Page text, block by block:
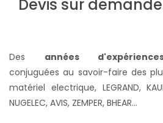
Des années
conjuguées au savoir-faire des
matériel electrique, LEGRAND,
NUGELEC, AVIS, ZEMPER, BHEAR...